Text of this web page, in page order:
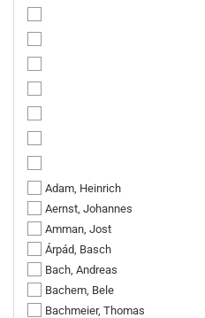
Adam, Heinrich
Aernst, Johannes
Amman, Jost
Árpád, Basch
Bach, Andreas
Bachem, Bele
Bachmeier, Thomas